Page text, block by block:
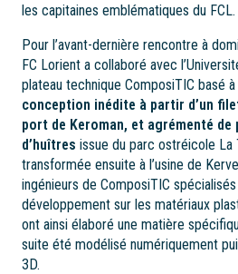
les capitaines emblématiques du FCL.
Pour l’avant-dernière rencontre à
FC Lorient a collaboré avec
plateau technique ComposiTIC basé
conception inédite à partir d’un
port de Keroman, et agrémenté de
d’huîtres issue du parc ostréicole La
transformée ensuite à l’usine de
ingénieurs de ComposiTIC
développement sur les matériaux
ont ainsi élaboré une matière
suite été modélisé numériquement
3D.